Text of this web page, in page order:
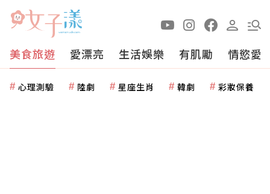
美食旅遊 愛漂亮 生活娛樂 有肌勵 情慾愛
心理測驗 陸劇 星座生肖 韓劇 彩妝保養